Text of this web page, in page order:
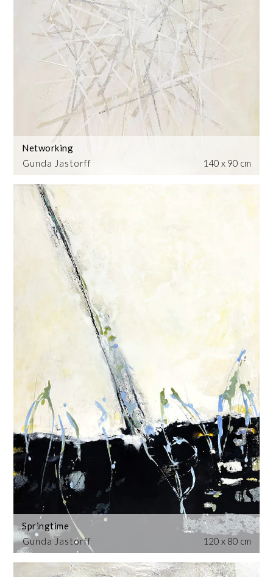
Gunda Jastorff
Networking
140 x 90 cm
Gunda Jastorff
Springtime
120 x 80 cm